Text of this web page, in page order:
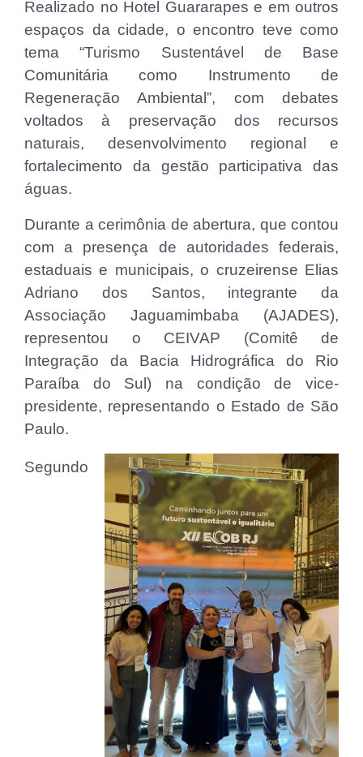
Realizado no Hotel Guararapes e em outros
espaços da cidade, o encontro teve como
tema “Turismo Sustentável de Base
Comunitária como Instrumento de
Regeneração Ambiental”, com debates
voltados à preservação dos recursos
naturais, desenvolvimento regional e
fortalecimento da gestão participativa das
águas.
Durante a cerimônia de abertura, que contou
com a presença de autoridades federais,
estaduais e municipais, o cruzeirense Elias
Adriano dos Santos, integrante da
Associação Jaguamimbaba (AJADES),
representou o CEIVAP (Comitê de
Integração da Bacia Hidrográfica do Rio
Paraíba do Sul) na condição de vice-
presidente, representando o Estado de São
Paulo.
Segundo